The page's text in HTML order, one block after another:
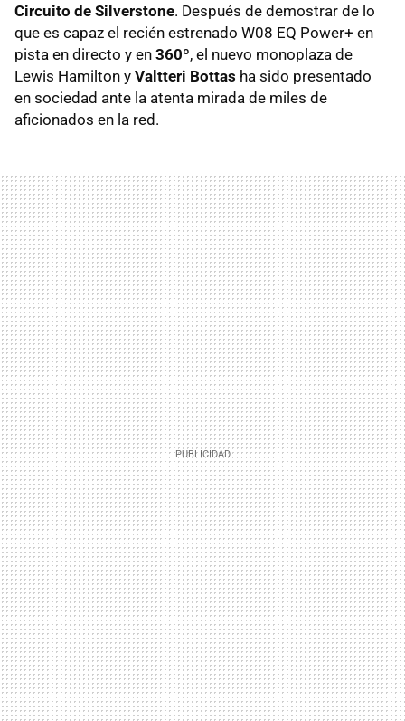
Circuito de Silverstone. Después de demostrar de lo
que es capaz el recién estrenado W08 EQ Power+ en
pista en directo y en 360º, el nuevo monoplaza de
Lewis Hamilton y Valtteri Bottas ha sido presentado
en sociedad ante la atenta mirada de miles de
aficionados en la red.